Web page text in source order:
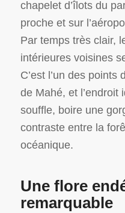
chapelet d’îlots du
proche et sur
Par temps très clair,
intérieures voisines
C’est l’un des
de Mahé, et l’endroit
souffle, boire une
contraste entre la
océanique.
Une flore
remarquable